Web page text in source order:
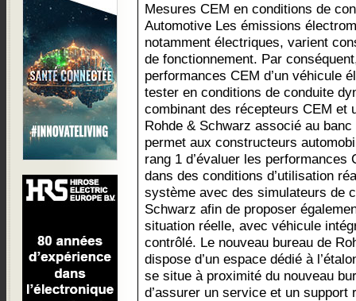
Mesures CEM en conditions de
Automotive Les émissions
notamment électriques, varient
de fonctionnement. Par
performances CEM d’un véhicule
tester en conditions de conduite
combinant des récepteurs CEM et
Rohde & Schwarz associé au banc
permet aux constructeurs
rang 1 d’évaluer les
dans des conditions d’utilisation
système avec des simulateurs de
Schwarz afin de proposer
situation réelle, avec véhicule
contrôlé. Le nouveau bureau de
dispose d’un espace dédié à
se situe à proximité du nouveau
d’assurer un service et un support